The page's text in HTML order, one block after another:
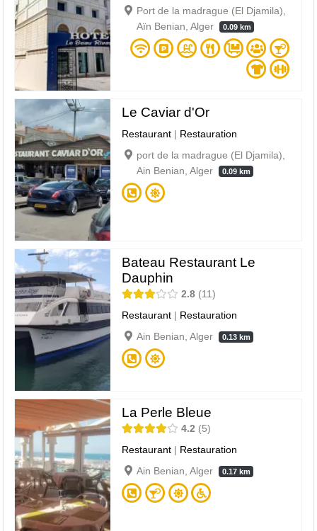
Port de la madrague (El Djamila),
Aïn Benian, Alger
0.09 km
Le Caviar d'Or
Restaurant | Restauration
port de la madrague (El Djamila),
Ain Benian, Alger
0.09 km
Bateau Restaurant Le
Dauphin
2.8
11
Restaurant | Restauration
Ain Benian, Alger
0.13 km
La Perle Bleue
4.2
5
Restaurant | Restauration
Ain Benian, Alger
0.17 km